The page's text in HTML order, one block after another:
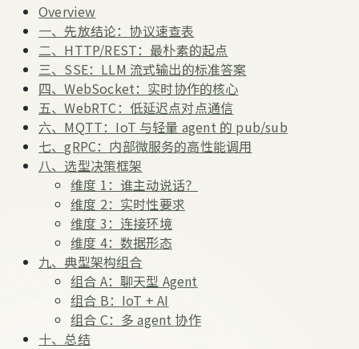
Overview
一、先放结论：协议速查表
二、HTTP/REST：最朴素的起点
三、SSE：LLM 流式输出的标准答案
四、WebSocket：实时协作的核心
五、WebRTC：低延迟点对点通信
六、MQTT：IoT 与轻量 agent 的 pub/sub
七、gRPC：内部微服务的高性能调用
八、选型决策框架
维度 1：谁主动说话？
维度 2：实时性要求
维度 3：连接环境
维度 4：数据形态
九、典型架构组合
组合 A：聊天型 Agent
组合 B：IoT + AI
组合 C：多 agent 协作
十、总结